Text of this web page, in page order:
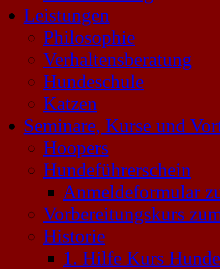
Leistungen
Philosophie
Verhaltensberatung
Hundeschule
Katzen
Seminare, Kurse und
Hoopers
Hundeführerschein
Anmeldeformular
Vorbereitungskurs
Historie
1. Hilfe Kurs